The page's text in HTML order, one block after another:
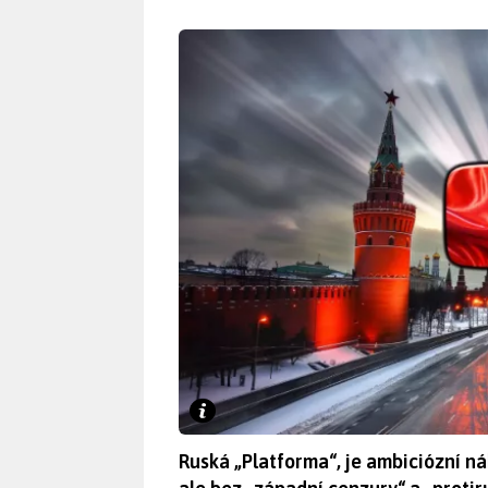
Ruská „Platforma“, je ambiciózní